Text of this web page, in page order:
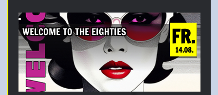
FR.
14.08.
WELCOME TO THE EIGHTIES